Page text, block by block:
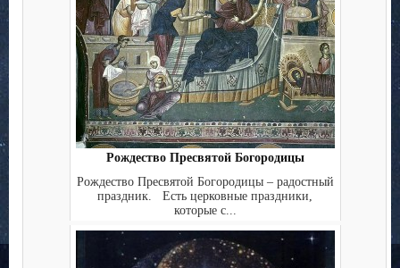
Рождество Пресвятой Богородицы
Рождество Пресвятой Богородицы – радостный
праздник. Есть церковные праздники,
которые с...